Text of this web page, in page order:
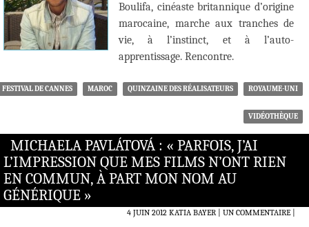
Boulifa, cinéaste britannique d’origine
marocaine, marche aux tranches de
vie, à l’instinct, et à l’auto-
apprentissage. Rencontre.
FESTIVAL DE CANNES MAROC QUINZAINE DES RÉALISATEURS ROYAUME-UNI
VIDÉOTHÈQUE
MICHAELA PAVLÁTOVÁ : « PARFOIS, J’AI
L’IMPRESSION QUE MES FILMS N’ONT RIEN
EN COMMUN, À PART MON NOM AU
GÉNÉRIQUE »
4 JUIN 2012 KATIA BAYER UN COMMENTAIRE|